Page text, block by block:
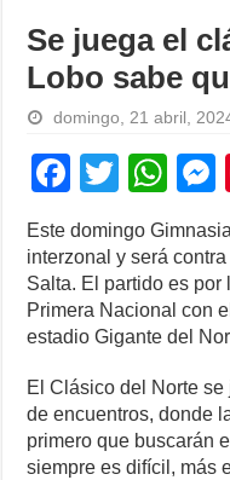
Se juega el
Lobo sabe
domingo, 21 abril,
F
a
c
e
b
o
k
T
wi
tt
er
W
h
at
s
A
p
e
Este domingo
interzonal y será
Salta. El partido es por
Primera Nacional con
estadio Gigante del
El Clásico del Norte
de encuentros, donde
primero que buscarán
siempre es difícil, más